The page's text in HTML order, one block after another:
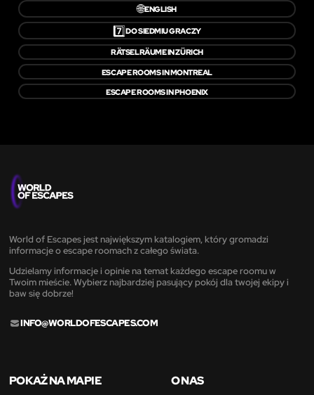
🌐ENGLISH
7️⃣DO SIEDMIU GRACZY
RÄTSELRÄUME IN ZÜRICH
ESCAPE ROOMS IN MONTREAL
ESCAPE ROOMS IN PHOENIX
World of Escapes jest największym katalogiem, który gromadzi
informacje o escape roomach z całego świata.
Udzielamy informacje i opinie na temat każdego escape roomu w
Twoim mieście. Wybierz najbardziej pasujący pokój dla twojej ekipy i
baw się dobrze!
INFO@WORLDOFESCAPES.COM
POKAŻ NA MAPIE O NAS